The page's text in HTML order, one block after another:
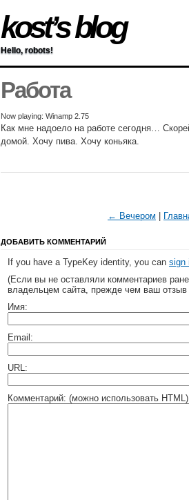
kost’s blog
Hello, robots!
Работа
Now playing: Winamp 2.75
Как мне надоело на работе сегодня…
домой. Хочу пива. Хочу коньяка.
← Вечером
ДОБАВИТЬ КОММЕНТАРИЙ
If you have a TypeKey identity, you can sign
(Если вы не оставляли комментариев
владельцем сайта, прежде чем ваш
Имя:
Email:
URL:
Комментарий: (можно использовать HTML)